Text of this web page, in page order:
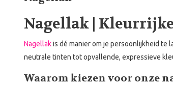
Nagellak |
Nagellakis dé manier om je persoonlijkheid te
neutrale tinten tot opvallende, expressieve
Waarom kiezen voor onze